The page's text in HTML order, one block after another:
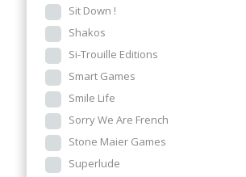
Sit Down !
Shakos
Si-Trouille Editions
Smart Games
Smile Life
Sorry We Are French
Stone Maier Games
Superlude